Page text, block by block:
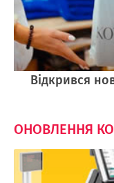
Відкрився
ОНОВЛЕННЯ